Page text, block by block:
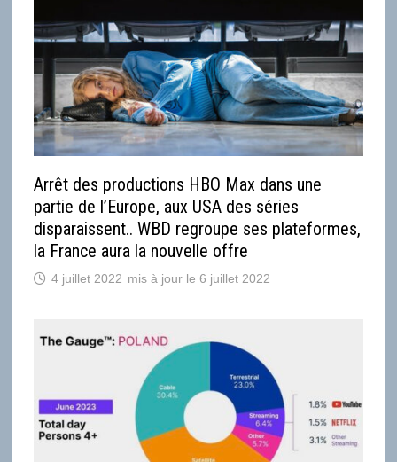
Arrêt des productions HBO Max dans une
partie de l’Europe, aux USA des séries
disparaissent.. WBD regroupe ses plateformes,
la France aura la nouvelle offre
4 juillet 2022 6 juillet 2022